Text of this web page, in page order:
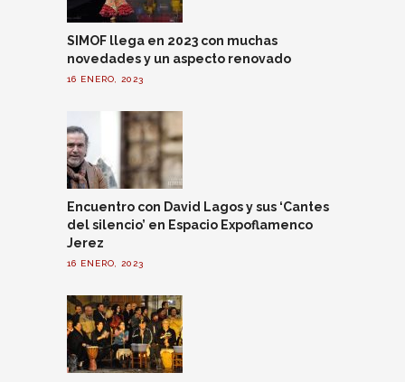
SIMOF llega en 2023 con muchas
novedades y un aspecto renovado
16 ENERO, 2023
Encuentro con David Lagos y sus ‘Cantes
del silencio’ en Espacio Expoflamenco
Jerez
16 ENERO, 2023